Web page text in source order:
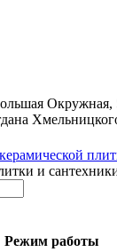
Окружная,
и
Режим работы